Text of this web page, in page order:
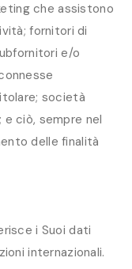
che assistono
fornitori di
e/o
società
ciò, sempre nel
delle finalità
i Suoi dati
internazionali.